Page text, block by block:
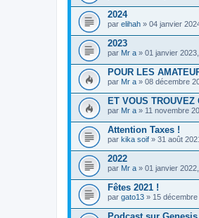
2024
par elihah » 04 janvier
2023
par Mr a » 01 janvier
POUR LES
par Mr a » 08 décembre
ET VOUS TROUVEZ
par Mr a » 11 novembre
Attention Taxes !
par kika soif » 31 août
2022
par Mr a » 01 janvier
Fêtes 2021 !
par gato13 » 15
Podcast sur Genesis